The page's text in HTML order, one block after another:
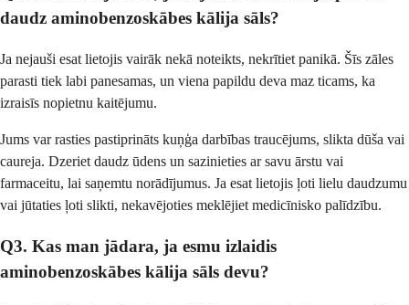
daudz aminobenzoskābes kālija sāls?
Ja nejauši esat lietojis vairāk nekā noteikts, nekrītiet panikā. Šīs zāles
parasti tiek labi panesamas, un viena papildu deva maz ticams, ka
izraisīs nopietnu kaitējumu.
Jums var rasties pastiprināts kuņģa darbības traucējums, slikta dūša vai
caureja. Dzeriet daudz ūdens un sazinieties ar savu ārstu vai
farmaceitu, lai saņemtu norādījumus. Ja esat lietojis ļoti lielu daudzumu
vai jūtaties ļoti slikti, nekavējoties meklējiet medicīnisko palīdzību.
Q3. Kas man jādara, ja esmu izlaidis
aminobenzoskābes kālija sāls devu?